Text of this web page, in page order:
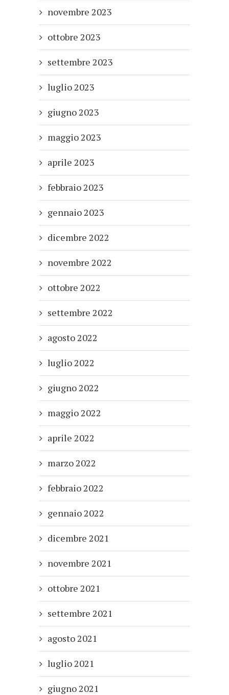
novembre 2023
ottobre 2023
settembre 2023
luglio 2023
giugno 2023
maggio 2023
aprile 2023
febbraio 2023
gennaio 2023
dicembre 2022
novembre 2022
ottobre 2022
settembre 2022
agosto 2022
luglio 2022
giugno 2022
maggio 2022
aprile 2022
marzo 2022
febbraio 2022
gennaio 2022
dicembre 2021
novembre 2021
ottobre 2021
settembre 2021
agosto 2021
luglio 2021
giugno 2021